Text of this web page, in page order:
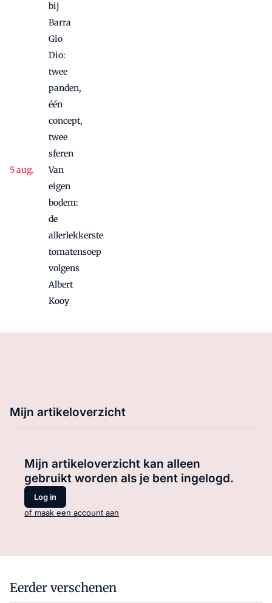
bij
Barra
Gio
Dio:
twee
panden,
één
concept,
twee
sferen
Van
eigen
bodem:
de
allerlekkerste
tomatensoep
volgens
Albert
Kooy
Mijn artikeloverzicht
Mijn artikeloverzicht kan alleen
gebruikt worden als je bent ingelogd.
Log in
of maak een account aan
Eerder verschenen